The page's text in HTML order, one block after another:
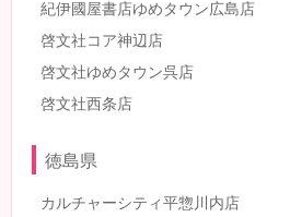
紀伊國屋書店ゆめタウン広島店
啓文社コア神辺店
啓文社ゆめタウン呉店
啓文社西条店
徳島県
カルチャーシティ平惣川内店